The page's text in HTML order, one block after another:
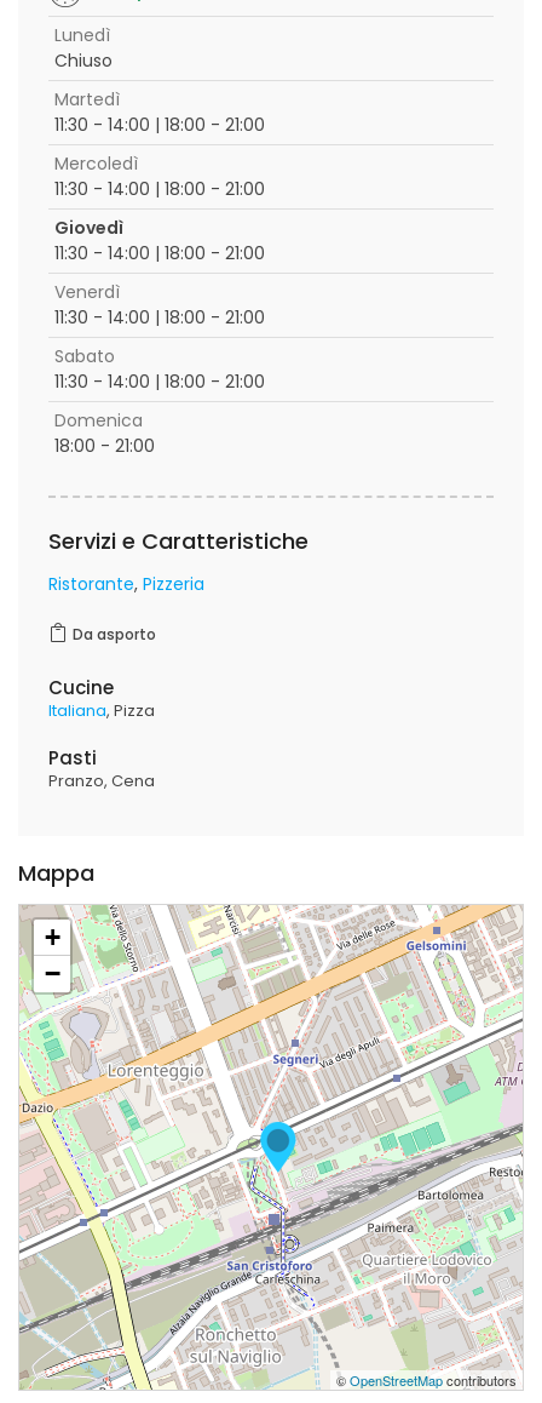
Lunedì
Chiuso
Martedì
11:30 - 14:00 | 18:00 - 21:00
Mercoledì
11:30 - 14:00 | 18:00 - 21:00
Giovedì
11:30 - 14:00 | 18:00 - 21:00
Venerdì
11:30 - 14:00 | 18:00 - 21:00
Sabato
11:30 - 14:00 | 18:00 - 21:00
Domenica
18:00 - 21:00
Servizi e Caratteristiche
Ristorante Pizzeria
Da asporto
Cucine
Italiana Pizza
Pasti
Pranzo Cena
Mappa
+
−
©OpenStreetMapcontributors